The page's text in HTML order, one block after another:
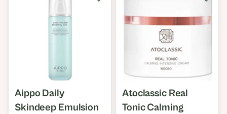
Aippo Daily
Skindeep Emulsion
Atoclassic Real
Tonic Calming